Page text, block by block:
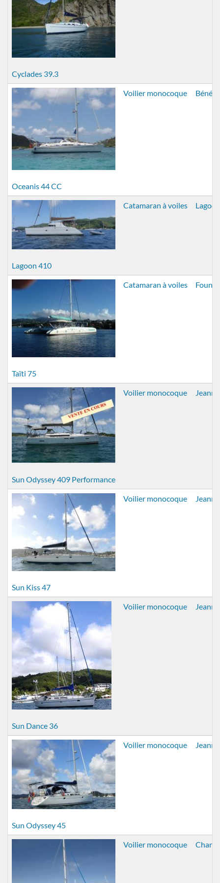
Cyclades 39.3
Oceanis 44 CC
Voilier monocoque
Lagoon 410
Catamaran à voiles Lagoon
Taïti 75
Catamaran à voiles
Sun Odyssey 409 Performance
Voilier monocoque
Sun Kiss 47
Voilier monocoque
Sun Dance 36
Voilier monocoque
Sun Odyssey 45
Voilier monocoque
Voilier monocoque